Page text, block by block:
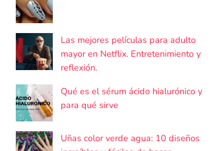
Las mejores películas para adulto
mayor en Netflix. Entretenimiento y
reflexión.
Qué es el sérum ácido hialurónico y
para qué sirve
Uñas color verde agua: 10 diseños